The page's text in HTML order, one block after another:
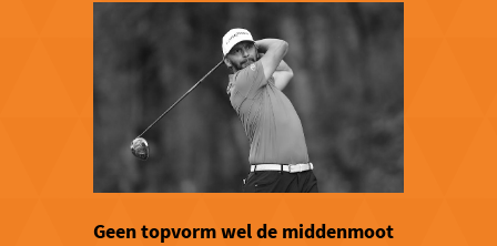
Geen topvorm wel de middenmoot